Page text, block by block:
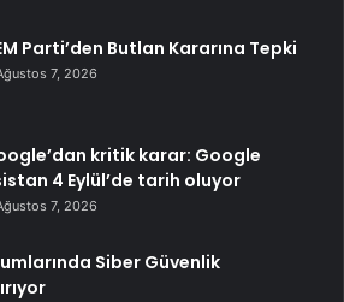
Parti’den Butlan Kararına Tepki
7, 2026
kritik karar: Google
4 Eylül’de tarih oluyor
7, 2026
Siber Güvenlik